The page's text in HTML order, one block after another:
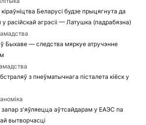
Беларусі будзе прыцягнута да
у расійскай агрэсіі — Латушка (падрабязна)
ў Быхаве — следства мяркуе атручэнне
з пнеўматычнага пісталета кіёск у
з'яўляецца аўтсайдарам у ЕАЭС па
вытворчасці